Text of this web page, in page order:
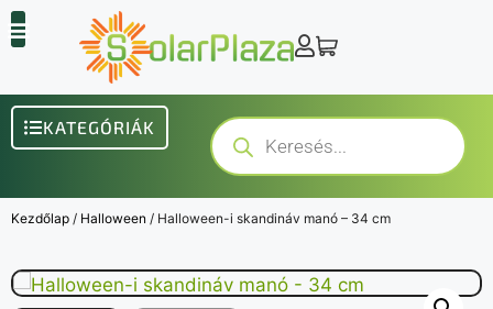
KATEGÓRIÁK
Kezdőlap / Halloween / Halloween-i skandináv manó – 34 cm